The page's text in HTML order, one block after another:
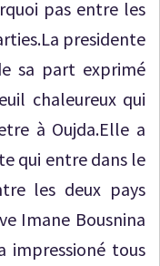
pas entre les
presidente
sa part exprimé
chaleureux qui
à Oujda.Elle a
qui entre dans le
les deux pays
Imane Bousnina
impressioné tous